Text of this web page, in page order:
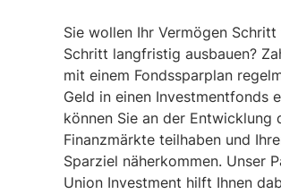
Sie wollen Ihr Vermögen Schritt
Schritt langfristig ausbauen?
mit einem Fondssparplan
Geld in einen Investmentfonds
können Sie an der Entwicklung
Finanzmärkte teilhaben und
Sparziel näherkommen. Unser
Union Investment hilft Ihnen